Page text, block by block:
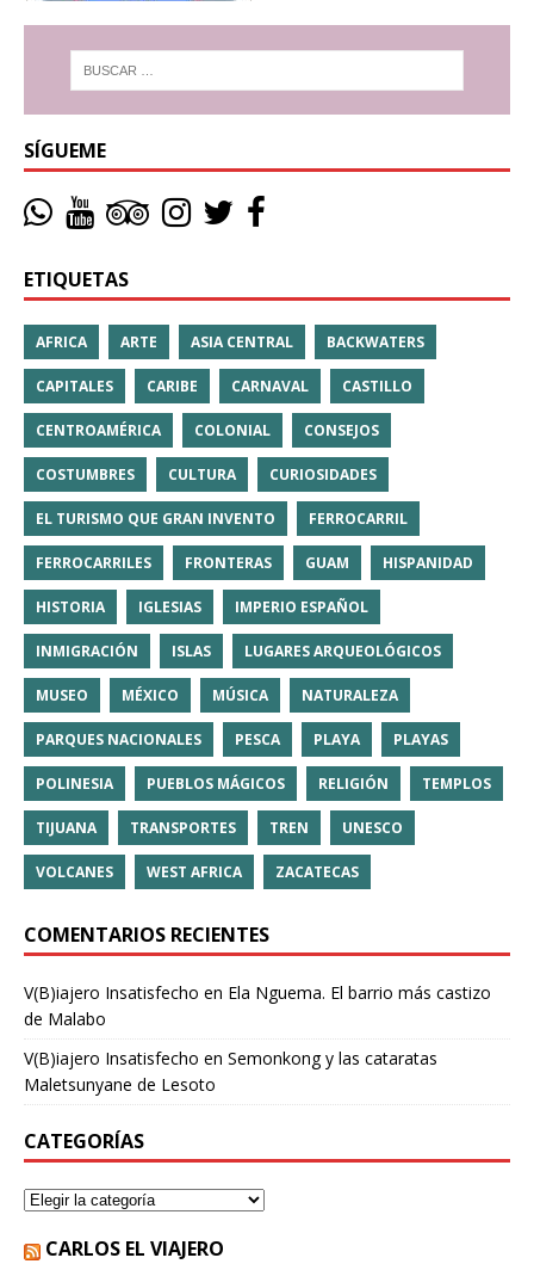
SÍGUEME
ETIQUETAS
AFRICA ARTE ASIA CENTRAL BACKWATERS
CAPITALES CARIBE CARNAVAL CASTILLO
CENTROAMÉRICA COLONIAL CONSEJOS
COSTUMBRES CULTURA CURIOSIDADES
EL TURISMO QUE GRAN INVENTO FERROCARRIL
FERROCARRILES FRONTERAS GUAM HISPANIDAD
HISTORIA IGLESIAS IMPERIO ESPAÑOL
INMIGRACIÓN ISLAS LUGARES ARQUEOLÓGICOS
MUSEO MÉXICO MÚSICA NATURALEZA
PARQUES NACIONALES PESCA PLAYA PLAYAS
POLINESIA PUEBLOS MÁGICOS RELIGIÓN TEMPLOS
TIJUANA TRANSPORTES TREN UNESCO
VOLCANES WEST AFRICA ZACATECAS
COMENTARIOS RECIENTES
V(B)iajero Insatisfecho en Ela Nguema. El barrio más castizo
de Malabo
V(B)iajero Insatisfecho en Semonkong y las cataratas
Maletsunyane de Lesoto
CATEGORÍAS
CARLOS EL VIAJERO